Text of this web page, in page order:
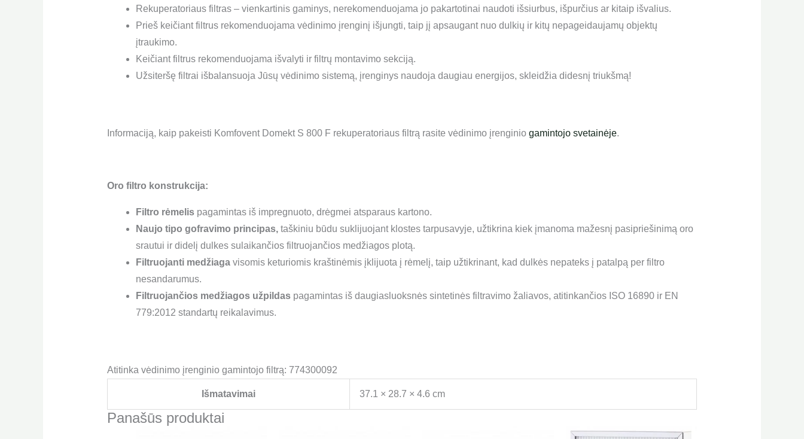
Rekuperatoriaus filtras – vienkartinis gaminys, nerekomenduojama jo pakartotinai naudoti išsiurbus, išpurčius ar kitaip išvalius.
Prieš keičiant filtrus rekomenduojama vėdinimo įrenginį išjungti, taip jį apsaugant nuo dulkių ir kitų nepageidaujamų objektų
įtraukimo.
Keičiant filtrus rekomenduojama išvalyti ir filtrų montavimo sekciją.
Užsiteršę filtrai išbalansuoja Jūsų vėdinimo sistemą, įrenginys naudoja daugiau energijos, skleidžia didesnį triukšmą!
Informaciją, kaip pakeisti Komfovent Domekt S 800 F rekuperatoriaus filtrą rasite vėdinimo įrenginio gamintojo svetainėje.
Oro filtro konstrukcija:
Filtro rėmelispagamintas iš impregnuoto, drėgmei atsparaus kartono.
Naujo tipo gofravimo principas, taškiniu būdu suklijuojant klostes tarpusavyje, užtikrina kiek įmanoma mažesnį pasipriešinimą oro
srautui ir didelį dulkes sulaikančios filtruojančios medžiagos plotą.
Filtruojanti medžiagavisomis keturiomis kraštinėmis įklijuota į rėmelį, taip užtikrinant, kad dulkės nepateks į patalpą per filtro
nesandarumus.
Filtruojančios medžiagos užpildaspagamintas iš daugiasluoksnės sintetinės filtravimo žaliavos, atitinkančios ISO 16890 ir EN
779:2012 standartų reikalavimus.
Atitinka vėdinimo įrenginio gamintojo filtrą: 774300092
Išmatavimai 37.1 × 28.7 × 4.6 cm
Panašūs produktai